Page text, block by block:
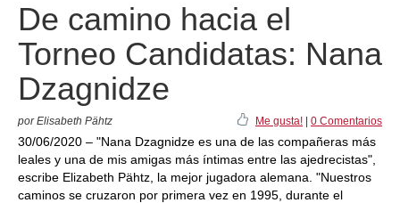
De camino hacia el
Torneo Candidatas: Nana
Dzagnidze
por Elisabeth Pähtz Me gusta! 0 Comentarios
30/06/2020 – "Nana Dzagnidze es una de las compañeras más
leales y una de mis amigas más íntimas entre las ajedrecistas",
escribe Elizabeth Pähtz, la mejor jugadora alemana. "Nuestros
caminos se cruzaron por primera vez en 1995, durante el